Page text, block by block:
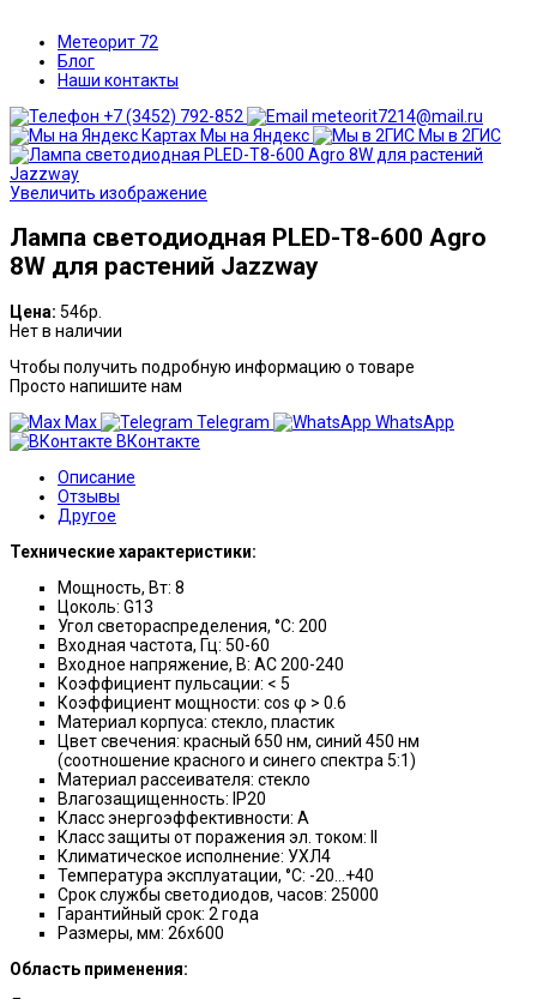
Метеорит 72
Блог
Наши контакты
+7 (3452) 792-852
meteorit7214@mail.ru
Мы на Яндекс
Мы в 2ГИС
Увеличить изображение
Лампа светодиодная PLED-T8-600 Agro
8W для растений Jazzway
Цена: 546р.
Нет в наличии
Чтобы получить подробную информацию о товаре
Просто напишите нам
Max
Telegram
WhatsApp
ВКонтакте
Описание
Отзывы
Другое
Технические характеристики:
Мощность, Вт: 8
Цоколь: G13
Угол светораспределения, °С: 200
Входная частота, Гц: 50-60
Входное напряжение, В: AC 200-240
Коэффициент пульсации: < 5
Коэффициент мощности: cos φ > 0.6
Материал корпуса: стекло, пластик
Цвет свечения: красный 650 нм, синий 450 нм
(соотношение красного и синего спектра 5:1)
Материал рассеивателя: стекло
Влагозащищенность: IP20
Класс энергоэффективности: A
Класс защиты от поражения эл. током: ll
Климатическое исполнение: УХЛ4
Температура эксплуатации, °С: -20...+40
Срок службы светодиодов, часов: 25000
Гарантийный срок: 2 года
Размеры, мм: 26x600
Область применения: